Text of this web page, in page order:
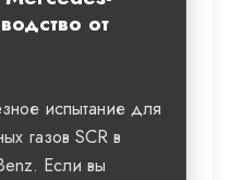
от
испытание для
газов SCR в
Если вы